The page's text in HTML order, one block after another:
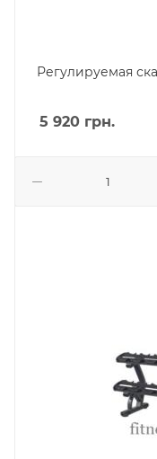
Регулируемая
5 920 грн.